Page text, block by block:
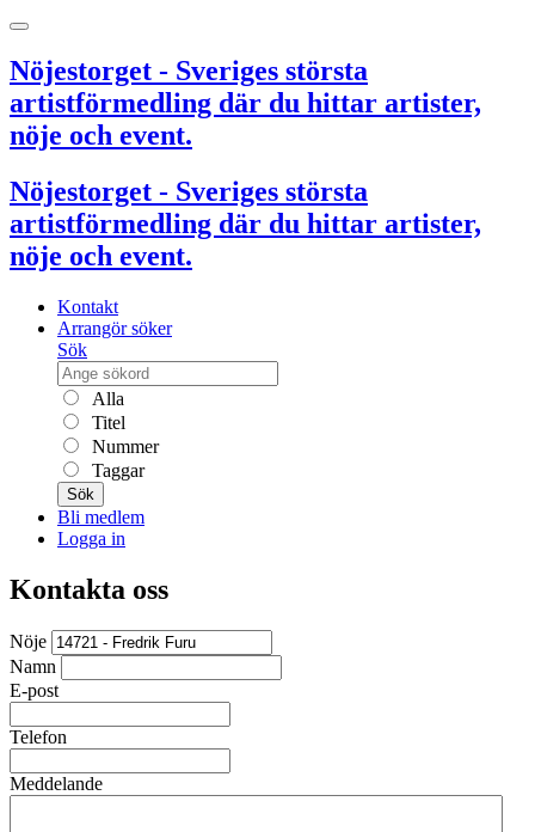
Nöjestorget - Sveriges största
artistförmedling där du hittar artister,
nöje och event.
Nöjestorget - Sveriges största
artistförmedling där du hittar artister,
nöje och event.
Kontakt
Arrangör söker
Sök
Alla
Titel
Nummer
Taggar
Sök
Bli medlem
Logga in
Kontakta oss
Nöje
Namn
E-post
Telefon
Meddelande